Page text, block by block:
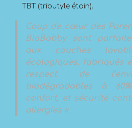
TBT (tributyle étain).
Coup de cœur des
BioBabby sont
aux couches
écologiques, fabriqués
respect de
biodégradables à
confort, et sécurité
allergies «